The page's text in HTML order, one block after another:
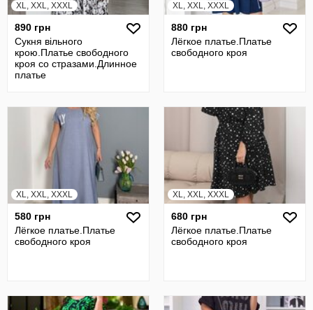
XL, XXL, XXXL
890 грн
Сукня вільного
крою.Платье свободного
кроя со стразами.Длинное
платье
XL, XXL, XXXL
880 грн
Лёгкое платье.Платье
свободного кроя
XL, XXL, XXXL
580 грн
Лёгкое платье.Платье
свободного кроя
XL, XXL, XXXL
680 грн
Лёгкое платье.Платье
свободного кроя